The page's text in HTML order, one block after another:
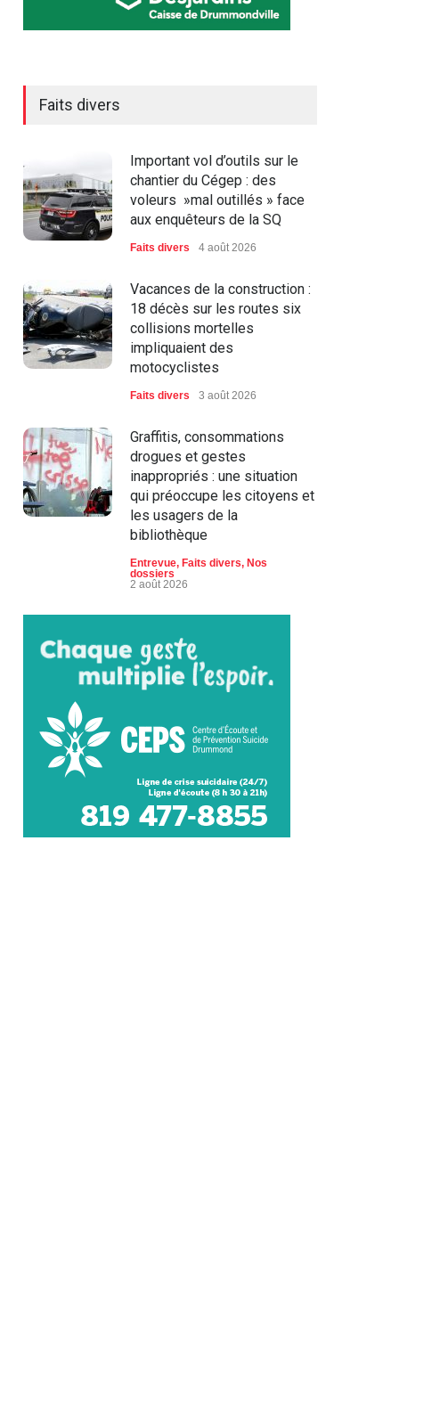
Faits divers
Important vol d’outils sur le
chantier du Cégep : des
voleurs »mal outillés » face
aux enquêteurs de la SQ
Faits divers 4 août 2026
Vacances de la construction :
18 décès sur les routes six
collisions mortelles
impliquaient des
motocyclistes
Faits divers 3 août 2026
Graffitis, consommations
drogues et gestes
inappropriés : une situation
qui préoccupe les citoyens et
les usagers de la
bibliothèque
Entrevue, Faits divers, Nos
dossiers
2 août 2026